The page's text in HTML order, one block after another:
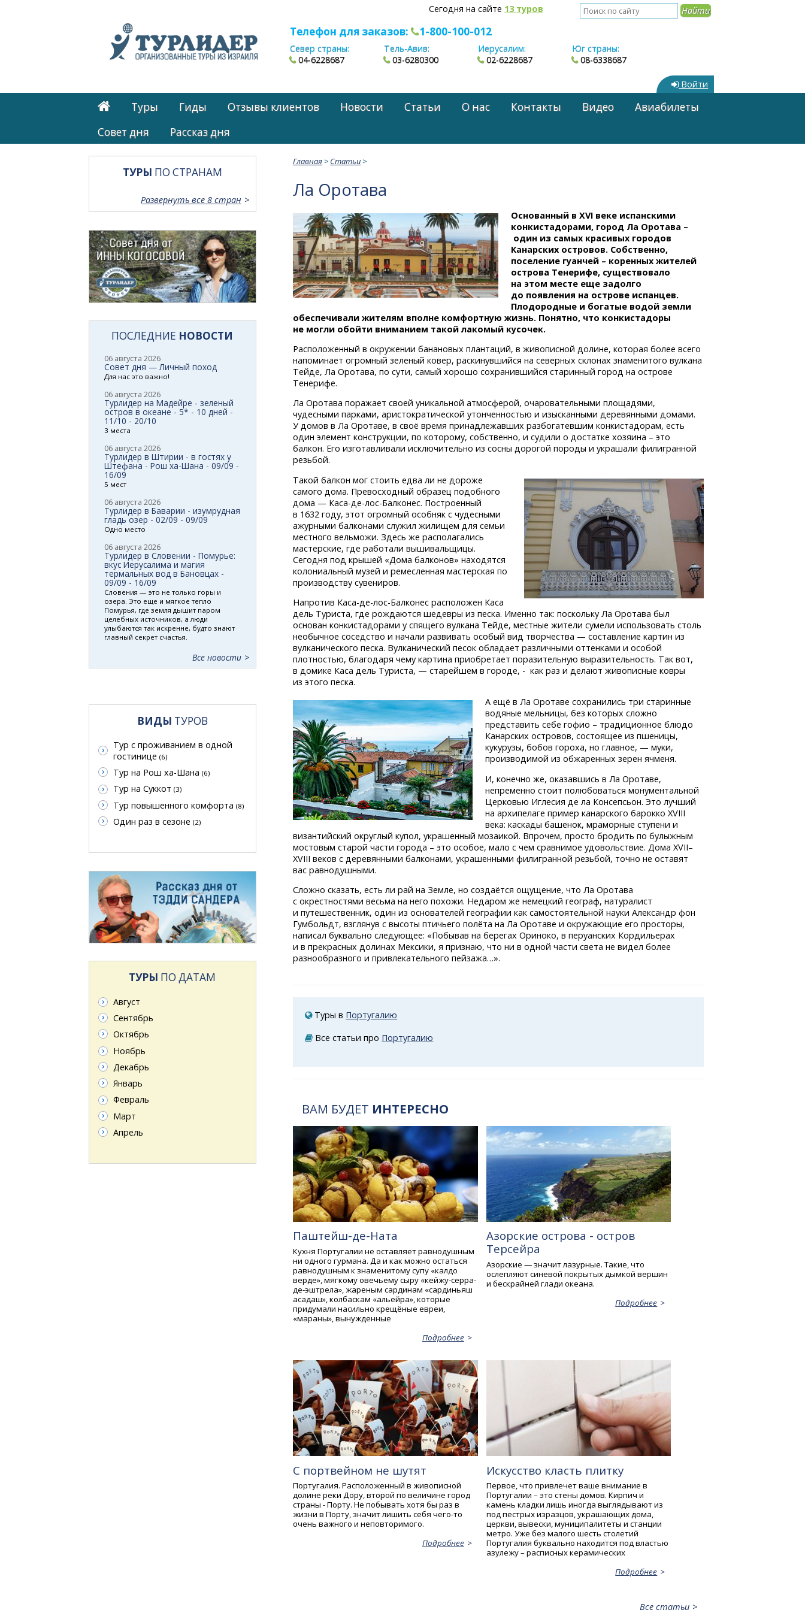
Сегодня на сайте 13 туров
Телефон для заказов: 1-800-100-012
Север страны:
04-6228687
Тель-Авив:
03-6280300
Иерусалим:
02-6228687
Юг страны:
08-6338687
Войти
Туры Гиды Отзывы клиентов Новости Статьи О нас Контакты Видео
Авиабилеты
Cовет дня
Рассказ дня
Главная > Статьи >
Ла Оротава
Основанный в XVI веке испанскими
конкистадорами, город Ла Оротава –
один из самых красивых городов
Канарских островов. Собственно,
поселение гуанчей – коренных жителей
острова Тенерифе, существовало
на этом месте еще задолго
до появления на острове испанцев.
Плодородные и богатые водой земли
обеспечивали жителям вполне комфортную жизнь. Понятно, что конкистадоры
не могли обойти вниманием такой лакомый кусочек.
Расположенный в окружении банановых плантаций, в живописной долине, которая более всего
напоминает огромный зеленый ковер, раскинувшийся на северных склонах знаменитого вулкана
Тейде, Ла Оротава, по сути, самый хорошо сохранившийся старинный город на острове
Тенерифе.
Ла Оротава поражает своей уникальной атмосферой, очаровательными площадями,
чудесными парками, аристократической утонченностью и изысканными деревянными домами.
У домов в Ла Оротаве, в своё время принадлежавших разбогатевшим конкистадорам, есть
один элемент конструкции, по которому, собственно, и судили о достатке хозяина – это
балкон. Его изготавливали исключительно из сосны дорогой породы и украшали филигранной
резьбой.
Такой балкон мог стоить едва ли не дороже
самого дома. Превосходный образец подобного
дома — Каса-де-лос-Балконес. Построенный
в 1632 году, этот огромный особняк с чудесными
ажурными балконами служил жилищем для семьи
местного вельможи. Здесь же располагались
мастерские, где работали вышивальщицы.
Сегодня под крышей «Дома балконов» находятся
колониальный музей и ремесленная мастерская по
производству сувениров.
Напротив Каса-де-лос-Балконес расположен Каса
дель Туриста, где рождаются шедевры из песка. Именно так: поскольку Ла Оротава был
основан конкистадорами у спящего вулкана Тейде, местные жители сумели использовать столь
необычное соседство и начали развивать особый вид творчества — составление картин из
вулканического песка. Вулканический песок обладает различными оттенками и особой
плотностью, благодаря чему картина приобретает поразительную выразительность. Так вот,
в домике Каса дель Туриста, — старейшем в городе, - как раз и делают живописные ковры
из этого песка.
А ещё в Ла Оротаве сохранились три старинные
водяные мельницы, без которых сложно
представить себе гофио – традиционное блюдо
Канарских островов, состоящее из пшеницы,
кукурузы, бобов гороха, но главное, — муки,
производимой из обжаренных зерен ячменя.
И, конечно же, оказавшись в Ла Оротаве,
непременно стоит полюбоваться монументальной
Церковью Иглесия де ла Консепсьон. Это лучший
на архипелаге пример канарского барокко XVIII
века: каскады башенок, мраморные ступени и
византийский округлый купол, украшенный мозаикой. Впрочем, просто бродить по булыжным
мостовым старой части города – это особое, мало с чем сравнимое удовольствие. Дома XVII–
XVIII веков с деревянными балконами, украшенными филигранной резьбой, точно не оставят
вас равнодушными.
Сложно сказать, есть ли рай на Земле, но создаётся ощущение, что Ла Оротава
с окрестностями весьма на него похожи. Недаром же немецкий географ, натуралист
и путешественник, один из основателей географии как самостоятельной науки Александр фон
Гумбольдт, взглянув с высоты птичьего полёта на Ла Оротаве и окружающие его просторы,
написал буквально следующее: «Побывав на берегах Ориноко, в перуанских Кордильерах
и в прекрасных долинах Мексики, я признаю, что ни в одной части света не видел более
разнообразного и привлекательного пейзажа…».
Туры в Португалию
Все статьи про Португалию
ВАМ БУДЕТ ИНТЕРЕСНО
Паштейш-де-Ната
Кухня Португалии не оставляет равнодушным
ни одного гурмана. Да и как можно остаться
равнодушным к знаменитому супу «калдо
верде», мягкому овечьему сыру «кейжу-серра-
де-эштрела», жареным сардинам «сардиньяш
асадаш», колбаскам «альейра», которые
придумали насильно крещёные евреи,
«мараны», вынужденные
Подробнее
Азорские острова - остров
Терсейра
Азорские — значит лазурные. Такие, что
ослепляют синевой покрытых дымкой вершин
и бескрайней глади океана.
Подробнее
С портвейном не шутят
Португалия. Расположенный в живописной
долине реки Дору, второй по величине город
страны - Порту. Не побывать хотя бы раз в
жизни в Порту, значит лишить себя чего-то
очень важного и неповторимого.
Подробнее
Искусство класть плитку
Первое, что привлечет ваше внимание в
Португалии – это стены домов. Кирпич и
камень кладки лишь иногда выглядывают из
под пестрых изразцов, украшающих дома,
церкви, вывески, муниципалитеты и станции
метро. Уже без малого шесть столетий
Португалия буквально находится под властью
азулежу – расписных керамических
Подробнее
Все статьи
ТУРЫ ПО СТРАНАМ
Развернуть все 8 стран
ПОСЛЕДНИЕ НОВОСТИ
06 августа 2026
Совет дня — Личный поход
Для нас это важно!
06 августа 2026
Турлидер на Мадейре - зеленый
остров в океане - 5* - 10 дней -
11/10 - 20/10
3 места
06 августа 2026
Турлидер в Штирии - в гостях у
Штефана - Рош ха-Шана - 09/09 -
16/09
5 мест
06 августа 2026
Турлидер в Баварии - изумрудная
гладь озер - 02/09 - 09/09
Одно место
06 августа 2026
Турлидер в Словении - Помурье:
вкус Иерусалима и магия
термальных вод в Бановцах -
09/09 - 16/09
Словения — это не только горы и
озера. Это еще и мягкое тепло
Помурья, где земля дышит паром
целебных источников, а люди
улыбаются так искренне, будто знают
главный секрет счастья.
Все новости
ВИДЫ ТУРОВ
Тур с проживанием в одной
гостинице (6)
Тур на Рош ха-Шана (6)
Тур на Суккот (3)
Тур повышенного комфорта (8)
Один раз в сезоне (2)
ТУРЫ ПО ДАТАМ
Август
Сентябрь
Октябрь
Ноябрь
Декабрь
Январь
Февраль
Март
Апрель